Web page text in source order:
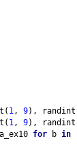
1, 9),
1, 9),
for b in